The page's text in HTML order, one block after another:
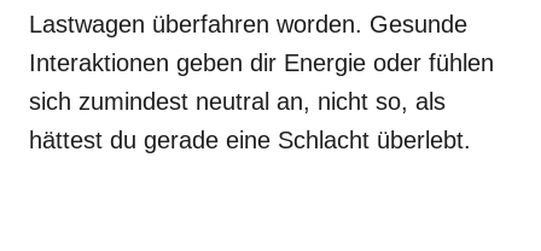
Lastwagen überfahren worden. Gesunde
Interaktionen geben dir Energie oder fühlen
sich zumindest neutral an, nicht so, als
hättest du gerade eine Schlacht überlebt.